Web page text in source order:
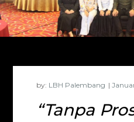
by: LBH Palembang
“Tanpa